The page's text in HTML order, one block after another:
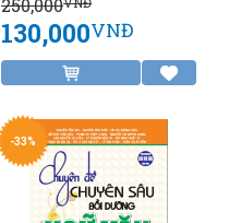
250,000
130,000VNĐ
-33%